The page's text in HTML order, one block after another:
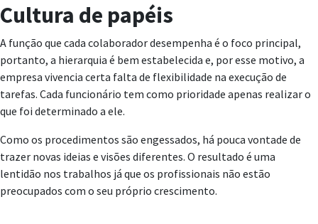
Cultura de papéis
A função que cada colaborador desempenha é o foco principal,
portanto, a hierarquia é bem estabelecida e, por esse motivo, a
empresa vivencia certa falta de flexibilidade na execução de
tarefas. Cada funcionário tem como prioridade apenas realizar o
que foi determinado a ele.
Como os procedimentos são engessados, há pouca vontade de
trazer novas ideias e visões diferentes. O resultado é uma
lentidão nos trabalhos já que os profissionais não estão
preocupados com o seu próprio crescimento.